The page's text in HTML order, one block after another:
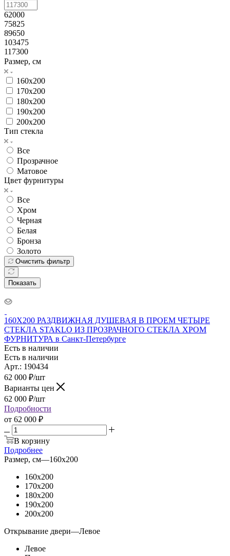
62000
75825
89650
103475
117300
Размер, см
160x200
170x200
180x200
190x200
200x200
Тип стекла
Все
Прозрачное
Матовое
Цвет фурнитуры
Все
Хром
Черная
Белая
Бронза
Золото
Очистить фильтр
Показать
160X200 РАЗДВИЖНАЯ ДУШЕВАЯ В ПРОЕМ ЧЕТЫРЕ
СТЕКЛА STAKLO ИЗ ПРОЗРАЧНОГО СТЕКЛА ХРОМ
ФУРНИТУРА в Санкт-Петербурге
Есть в наличии
Есть в наличии
Арт.: 190434
62 000 ₽/шт
Варианты цен
62 000 ₽/шт
Подробности
от 62 000 ₽
В корзину
Подробнее
Размер, см—160x200
160x200
170x200
180x200
190x200
200x200
Открывание двери—Левое
Левое